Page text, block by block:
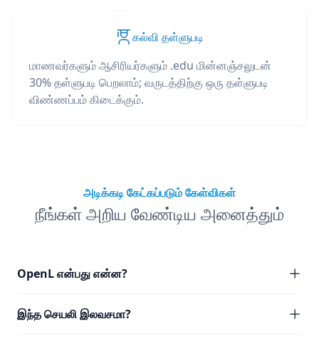
கல்வி தள்ளுபடி
மாணவர்களும் ஆசிரியர்களும் .edu மின்னஞ்சலுடன்
30% தள்ளுபடி பெறலாம்; வருடத்திற்கு ஒரு தள்ளுபடி
விண்ணப்பம் கிடைக்கும்.
அடிக்கடி கேட்கப்படும் கேள்விகள்
நீங்கள் அறிய வேண்டிய அனைத்தும்
OpenL என்பது என்ன?
இந்த செயலி இலவசமா?